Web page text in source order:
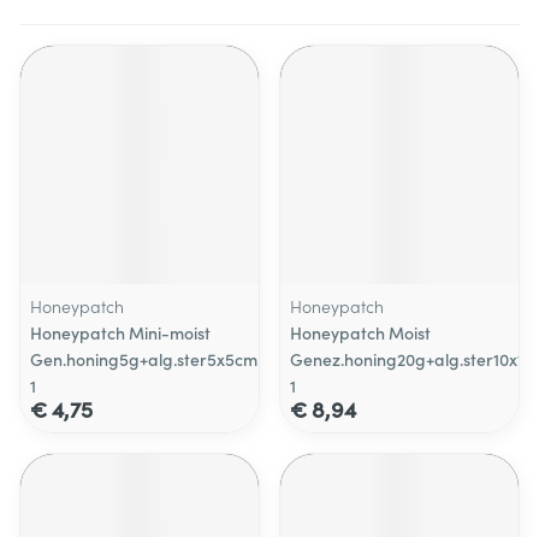
Honeypatch
Honeypatch Mini-moist
Gen.honing5g+alg.ster5x5cm
1
€ 4,75
Honeypatch
Honeypatch Moist
1
€ 8,94